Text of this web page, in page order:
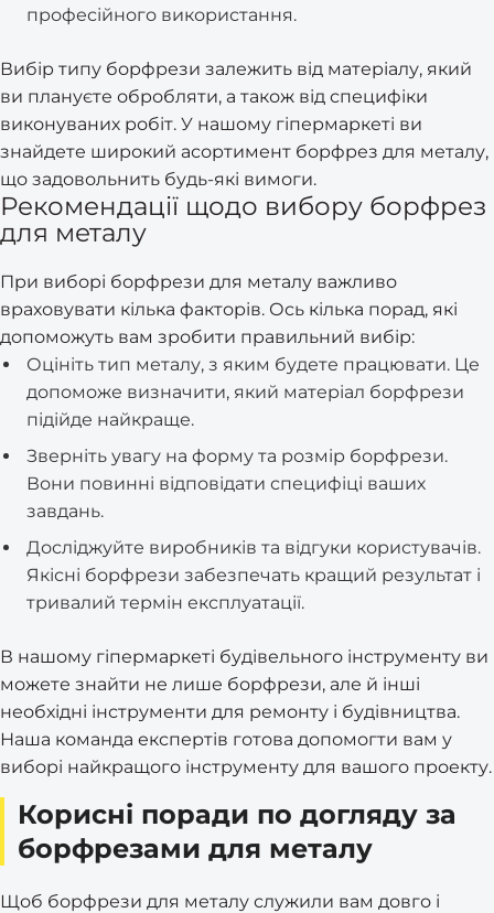
професійного використання.
Вибір типу борфрези залежить від матеріалу, який
ви плануєте обробляти, а також від специфіки
виконуваних робіт. У нашому гіпермаркеті ви
знайдете широкий асортимент борфрез для металу,
що задовольнить будь-які вимоги.
Рекомендації щодо вибору борфрез
для металу
При виборі борфрези для металу важливо
враховувати кілька факторів. Ось кілька порад, які
допоможуть вам зробити правильний вибір:
Оцініть тип металу, з яким будете працювати. Це
допоможе визначити, який матеріал борфрези
підійде найкраще.
Зверніть увагу на форму та розмір борфрези.
Вони повинні відповідати специфіці ваших
завдань.
Досліджуйте виробників та відгуки користувачів.
Якісні борфрези забезпечать кращий результат і
тривалий термін експлуатації.
В нашому гіпермаркеті будівельного інструменту ви
можете знайти не лише борфрези, але й інші
необхідні інструменти для ремонту і будівництва.
Наша команда експертів готова допомогти вам у
виборі найкращого інструменту для вашого проекту.
Корисні поради по догляду за
борфрезами для металу
Щоб борфрези для металу служили вам довго і